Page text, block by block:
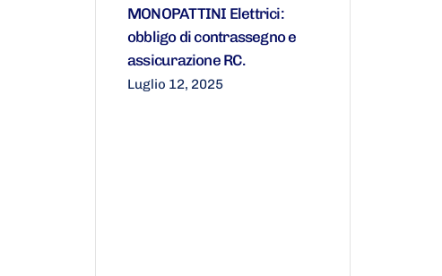
MONOPATTINI Elettrici:
obbligo di contrassegno e
assicurazione RC.
Luglio 12, 2025